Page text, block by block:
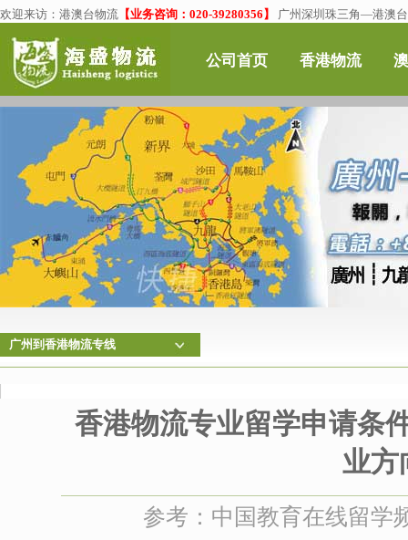
欢迎来访： 港澳台物流 【业务咨询：020-39280356】 广州深圳珠三角—港澳
公司首页 香港物流
广州到香港物流专线
香港物流专业留学申请条
业方
参考：中国教育在线留学